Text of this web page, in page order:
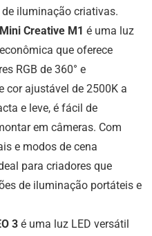
iluminação criativas.
Creative M1 é uma luz
que oferece
RGB de 360° e
cor ajustável de 2500K a
e leve, é fácil de
em câmeras. Com
e modos de cena
para criadores que
de iluminação portáteis e
3 é uma luz LED versátil